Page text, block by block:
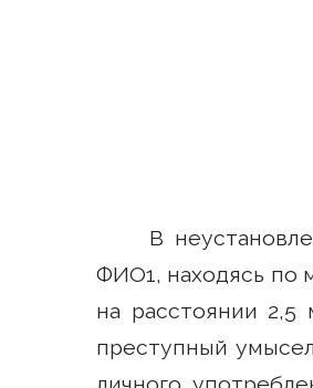
В
ФИО1, находясь по
на расстоянии
преступный